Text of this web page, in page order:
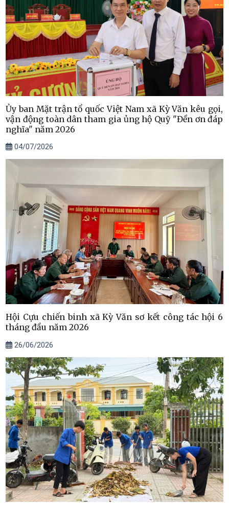
Ủy ban Mặt trận tổ quốc Việt Nam xã Kỳ Văn kêu gọi,
vận động toàn dân tham gia ủng hộ Quỹ "Đền ơn đáp
nghĩa" năm 2026
04/07/2026
Hội Cựu chiến binh xã Kỳ Văn sơ kết công tác hội 6
tháng đầu năm 2026
26/06/2026